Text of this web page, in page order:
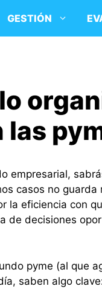
GESTIÓN
las
empresarial,
casos no
la eficiencia con
de decisiones
pyme (al que
saben algo